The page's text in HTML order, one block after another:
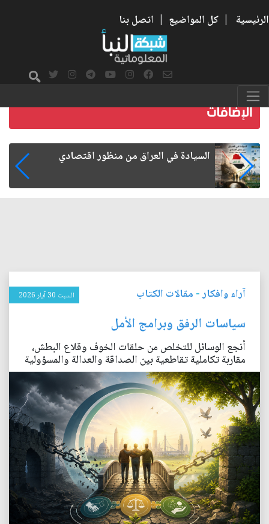
الرئيسية | كل المواضيع | اتصل بنا
ما بعد الأربعين.. كيف اتسعت الزيارة من هويتها
آراء وافكار- مقالات الكتاب السبت 30 آيار 2026
سياسات الرفق وبرامج الأمل
أنجع الوسائل للتخلص من حلقات الخوف وقلاع البطش،
مقاربة تكاملية تقاطعية بين الصداقة والعدالة والمسؤولية